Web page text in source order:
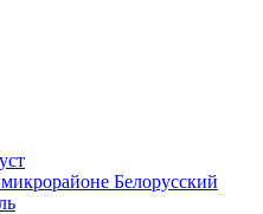
Белорусский